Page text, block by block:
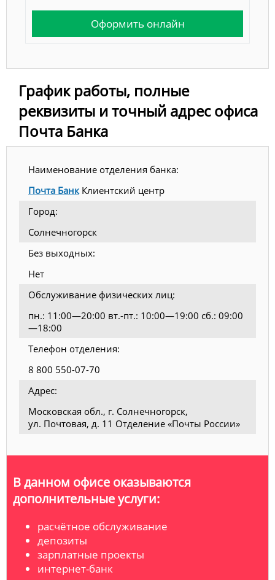
Оформить онлайн
График работы, полные
реквизиты и точный адрес офиса
Почта Банка
Наименование отделения банка:
Почта БанкКлиентский центр
Город:
Солнечногорск
Без выходных:
Нет
Обслуживание физических лиц:
пн.: 11:00—20:00 вт.-пт.: 10:00—19:00 сб.: 09:00
—18:00
Телефон отделения:
8 800 550-07-70
Адрес:
Московская обл., г. Солнечногорск,
ул. Почтовая, д. 11 Отделение «Почты России»
В данном офисе оказываются
дополнительные услуги:
расчётное обслуживание
депозиты
зарплатные проекты
интернет-банк